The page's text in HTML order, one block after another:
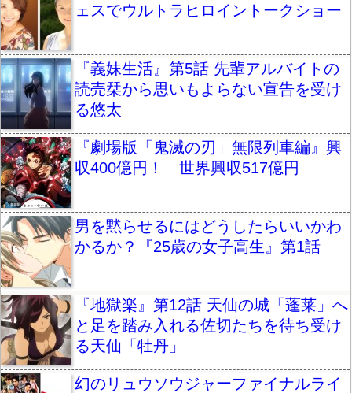
ェスでウルトラヒロイントークショー
『義妹生活』第5話 先輩アルバイトの
読売栞から思いもよらない宣告を受け
る悠太
『劇場版「鬼滅の刃」無限列車編』興
収400億円！ 世界興収517億円
男を黙らせるにはどうしたらいいかわ
かるか？『25歳の女子高生』第1話
『地獄楽』第12話 天仙の城「蓬莱」へ
と足を踏み入れる佐切たちを待ち受け
る天仙「牡丹」
幻のリュウソウジャーファイナルライ